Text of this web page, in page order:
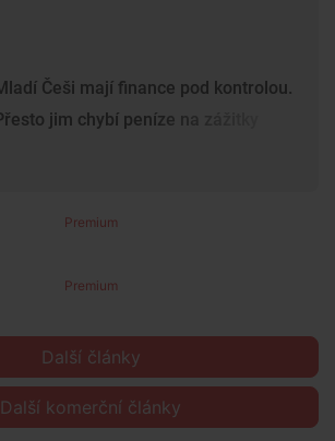
Češi mají finance pod kontrolou.
jim chybí peníze na zážitky
Premium
Premium
Další články
Další komerční články